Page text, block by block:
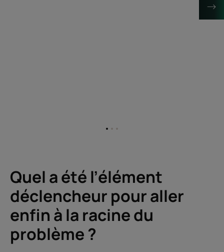
AllerAllerAller
Quel a été l’élément
déclencheur pour aller
enfin à la racine du
problème ?